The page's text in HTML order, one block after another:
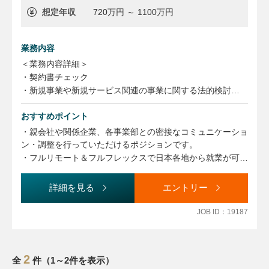
想定年収
720万円 ～ 1100万円
業務内容
＜業務内容詳細＞
・契約書チェック
・新規事業や新規サービス関連の事業に関する法的検討
上記で6～7割を占めます。
・知財マネジメント
・社内教育、社内リテラシー向上施策の企画実行
・各種プロジェクト参画等による事業部門支援
おすすめポイント
・親会社や関係企業、各事業部との密接なコミュニケーショ
ン・調整を行っていただけるポジションです。
・フルリモート＆フルフレックスで日本各地から就業が可能
詳細を見る エントリー
JOB ID：19187
全 2 件（1～2件を表示）